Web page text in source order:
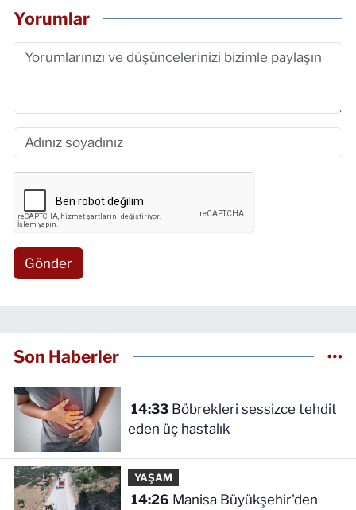
Yorumlar
Gönder
Son Haberler
14:33Böbrekleri sessizce tehdit
eden üç hastalık
YAŞAM
14:26